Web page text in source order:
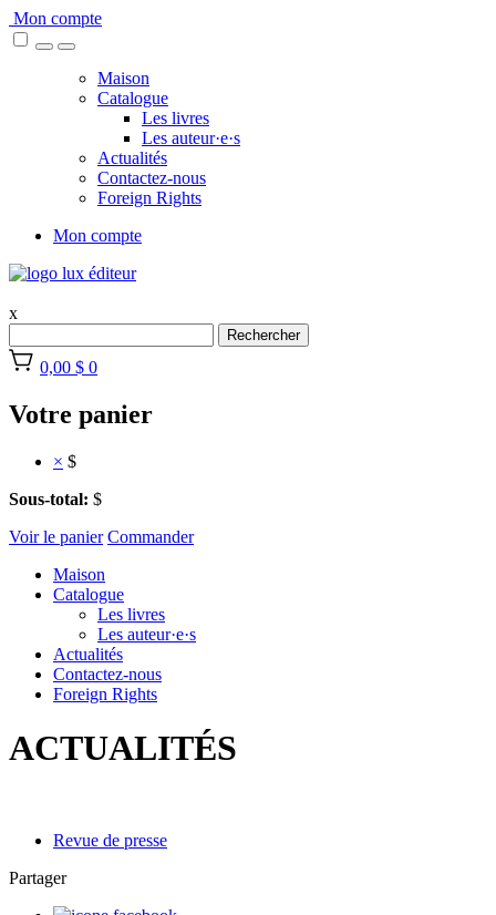
Skip
to
Mon compte
Maison
Catalogue
Les livres
Les auteur·e·s
Actualités
Contactez-nous
Foreign Rights
Mon compte
x
Rechercher
0,00 $ 0
Votre panier
× $
Sous-total: $
Voir le panier Commander
Maison
Catalogue
Les livres
Les auteur·e·s
Actualités
Contactez-nous
Foreign Rights
ACTUALITÉS
Revue de presse
Partager